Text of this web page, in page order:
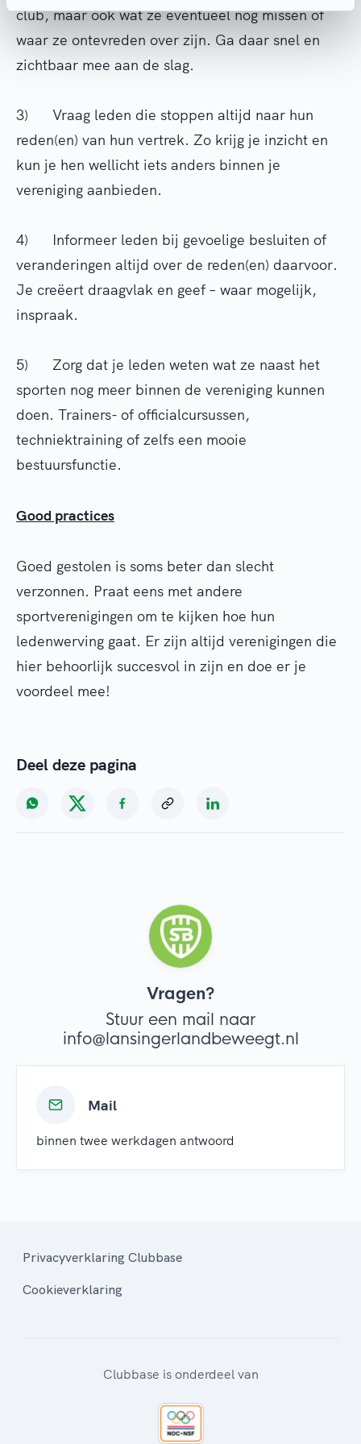
club, maar ook wat ze eventueel nog missen of
waar ze ontevreden over zijn. Ga daar snel en
zichtbaar mee aan de slag.
3) Vraag leden die stoppen altijd naar hun
reden(en) van hun vertrek. Zo krijg je inzicht en
kun je hen wellicht iets anders binnen je
vereniging aanbieden.
4) Informeer leden bij gevoelige besluiten of
veranderingen altijd over de reden(en) daarvoor.
Je creëert draagvlak en geef – waar mogelijk,
inspraak.
5) Zorg dat je leden weten wat ze naast het
sporten nog meer binnen de vereniging kunnen
doen. Trainers- of officialcursussen,
techniektraining of zelfs een mooie
bestuursfunctie.
Good practices
Goed gestolen is soms beter dan slecht
verzonnen. Praat eens met andere
sportverenigingen om te kijken hoe hun
ledenwerving gaat. Er zijn altijd verenigingen die
hier behoorlijk succesvol in zijn en doe er je
voordeel mee!
Deel deze pagina
Vragen?
Stuur een mail naar
info@lansingerlandbeweegt.nl
Mail
binnen twee werkdagen antwoord
Privacyverklaring Clubbase
Cookieverklaring
Clubbase is onderdeel van